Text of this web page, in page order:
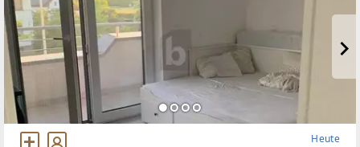
Heute